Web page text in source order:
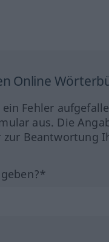
Online
Fehler
aus. Die
Beantwortung